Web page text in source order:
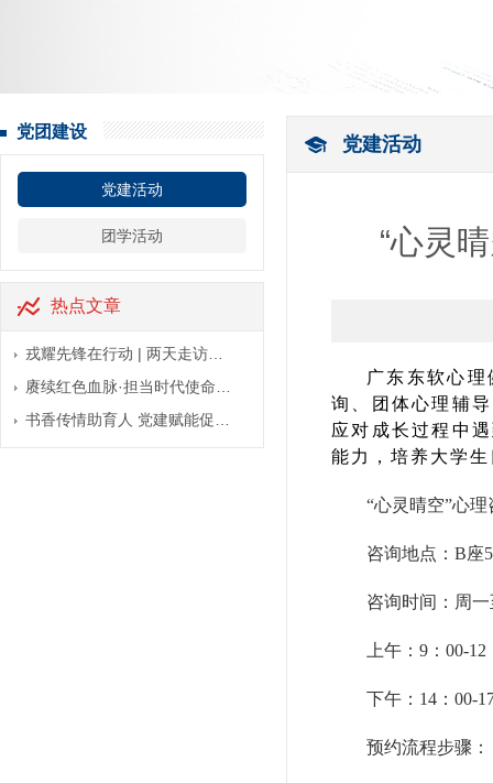
党团建设
党建活动
团学活动
热点文章
戎耀先锋在行动 | 两天走访…
赓续红色血脉·担当时代使命…
书香传情助育人 党建赋能促…
党建活动
“心灵
广东东软心
询、团体心理辅
应对成长过程中
能力，培养大学
“心灵晴空”心
咨询地点：B座
咨询时间
上午：9：
下午：14：00-
预约流程步骤：